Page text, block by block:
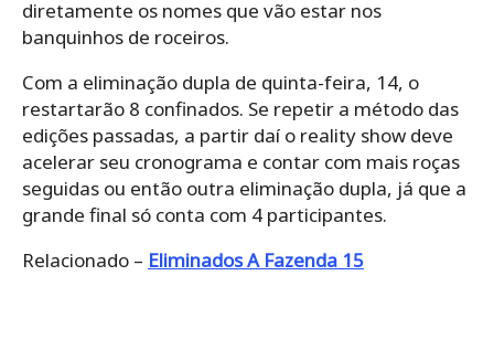
diretamente os nomes que vão estar nos
banquinhos de roceiros.
Com a eliminação dupla de quinta-feira, 14, o
restartarão 8 confinados. Se repetir a método das
edições passadas, a partir daí o reality show deve
acelerar seu cronograma e contar com mais roças
seguidas ou então outra eliminação dupla, já que a
grande final só conta com 4 participantes.
Relacionado – Eliminados A Fazenda 15